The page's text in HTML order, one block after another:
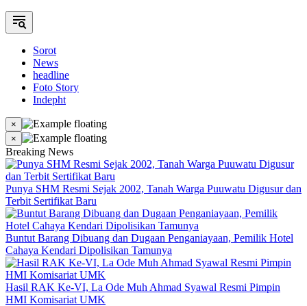
Sorot
News
headline
Foto Story
Indepht
×
×
Breaking News
Punya SHM Resmi Sejak 2002, Tanah Warga Puuwatu Digusur dan
Terbit Sertifikat Baru
Buntut Barang Dibuang dan Dugaan Penganiayaan, Pemilik Hotel
Cahaya Kendari Dipolisikan Tamunya
Hasil RAK Ke-VI, La Ode Muh Ahmad Syawal Resmi Pimpin
HMI Komisariat UMK